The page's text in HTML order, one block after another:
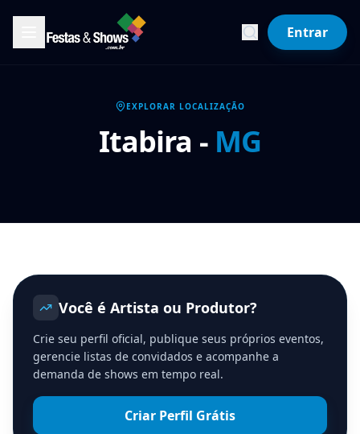
Entrar
EXPLORAR LOCALIZAÇÃO
Itabira - MG
Você é Artista ou Produtor?
Crie seu perfil oficial, publique seus próprios eventos,
gerencie listas de convidados e acompanhe a
demanda de shows em tempo real.
Criar Perfil Grátis